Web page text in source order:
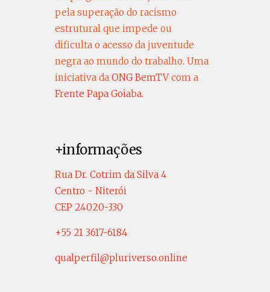
pela superação do racismo
estrutural que impede ou
dificulta o acesso da juventude
negra ao mundo do trabalho. Uma
iniciativa da ONG BemTVcom a
Frente Papa Goiaba.
+informações
Rua Dr. Cotrim da Silva 4
Centro - Niterói
CEP 24020-330
+55 21 3617-6184
qualperfil@pluriverso.online